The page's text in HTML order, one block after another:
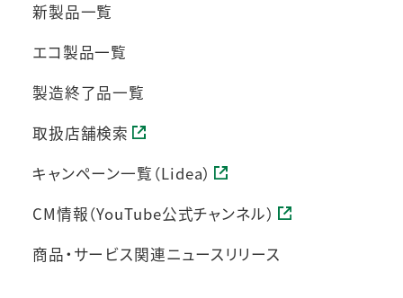
新製品一覧
エコ製品一覧
製造終了品一覧
取扱店舗検索
キャンペーン一覧（Lidea）
CM情報（YouTube公式チャンネル）
商品・サービス関連ニュースリリース